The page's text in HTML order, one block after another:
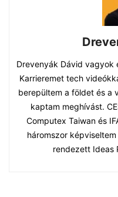
Drevenyák Dávid vagyok
Karrieremet tech
berepültem a földet és a
kaptam meghívást.
Computex Taiwan és
háromszor
rendezett Ideas